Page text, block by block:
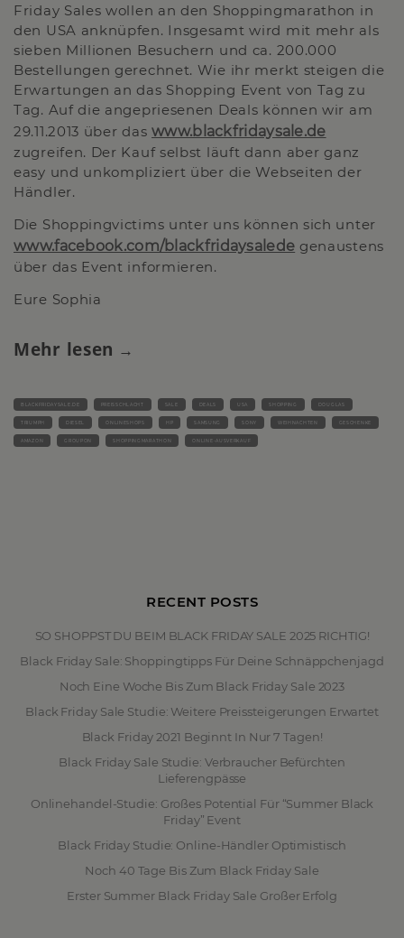
Friday Sales wollen an den Shoppingmarathon in
den USA anknüpfen. Insgesamt wird mit mehr als
sieben Millionen Besuchern und ca. 200.000
Bestellungen gerechnet. Wie ihr merkt steigen die
Erwartungen an das Shopping Event von Tag zu
Tag. Auf die angepriesenen Deals können wir am
29.11.2013 über das www.blackfridaysale.de
zugreifen. Der Kauf selbst läuft dann aber ganz
easy und unkompliziert über die Webseiten der
Händler.
Die Shoppingvictims unter uns können sich unter
www.facebook.com/blackfridaysalede genaustens
über das Event informieren.
Eure Sophia
Mehr lesen
BLACKFRIDAYSALE.DE PREISSCHLACHT SALE DEALS USA SHOPPING DOUGLAS
TRIUMPH DIESEL ONLINESHOPS HP SAMSUNG SONY WEIHNACHTEN GESCHENKE
AMAZON GROUPON SHOPPINGMARATHON ONLINE-AUSVERKAUF
RECENT POSTS
SO SHOPPST DU BEIM BLACK FRIDAY SALE 2025 RICHTIG!
Black Friday Sale: Shoppingtipps Für Deine Schnäppchenjagd
Noch Eine Woche Bis Zum Black Friday Sale 2023
Black Friday Sale Studie: Weitere Preissteigerungen Erwartet
Black Friday 2021 Beginnt In Nur 7 Tagen!
Black Friday Sale Studie: Verbraucher Befürchten
Lieferengpässe
Onlinehandel-Studie: Großes Potential Für “Summer Black
Friday” Event
Black Friday Studie: Online-Händler Optimistisch
Noch 40 Tage Bis Zum Black Friday Sale
Erster Summer Black Friday Sale Großer Erfolg